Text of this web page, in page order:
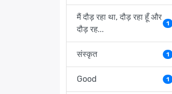
मैं दौड़ रहा था, दौड़ रहा हूँ और
दौड़ रह...
1
संस्कृत 1
Good 1